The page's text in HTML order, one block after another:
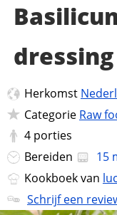
dressing
Herkomst
Categorie Raw
4 porties
Bereiden
15
Kookboek van
Schrijf een